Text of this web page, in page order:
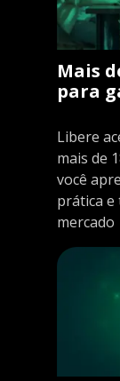
Mais
para
Libere
mais de
você
prática
mercado